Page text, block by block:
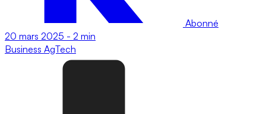
Abonné
20 mars 2025 - 2 min
Business AgTech